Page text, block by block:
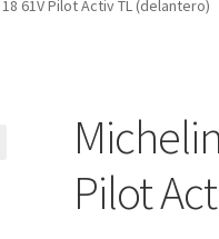
61V Pilot Activ TL (delantero)
Pilot